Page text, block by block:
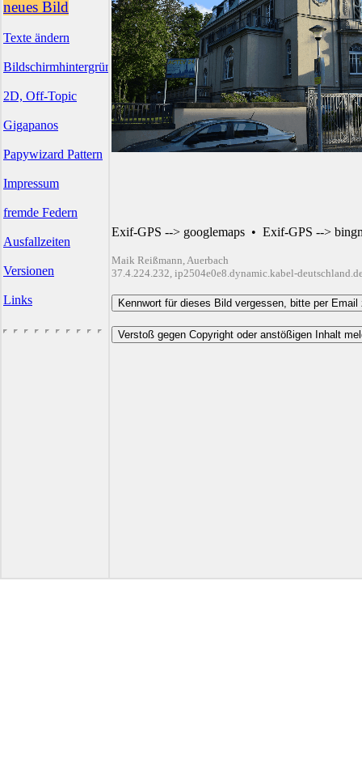
neues Bild
Texte ändern
Bildschirmhintergründe
2D, Off-Topic
Gigapanos
Papywizard Pattern
Impressum
fremde Federn
Ausfallzeiten
Versionen
Links
Exif-GPS --> googlemaps • Exif-GPS -->
Maik Reißmann, Auerbach
37.4.224.232, ip2504e0e8.dynamic.kabel-